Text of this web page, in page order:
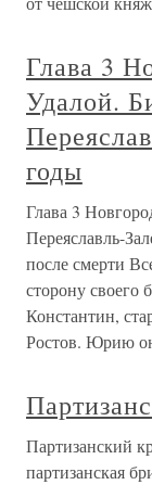
Глава 3
Удалой.
годы
Глава 3
Переяславль-
после смерти
сторону своего
Константин,
Ростов. Юрию
Партизанский
партизанская